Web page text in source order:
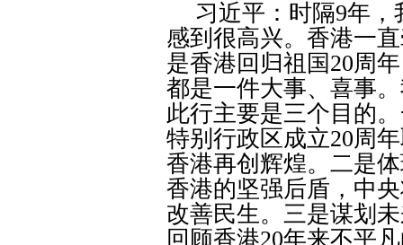
习近平：时隔9年，
感到很高兴。香港一
是香港回归祖国20周
都是一件大事、喜事
此行主要是三个目的
特别行政区成立20周
香港再创辉煌。二是
香港的坚强后盾，中
改善民生。三是谋划
回顾香港20年来不平